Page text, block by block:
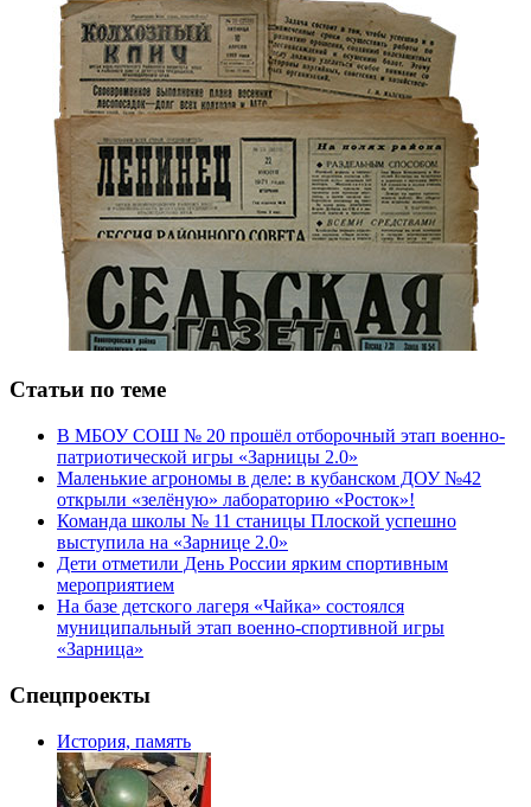
Статьи по теме
В МБОУ СОШ № 20 прошёл отборочный этап военно-
патриотической игры «Зарницы 2.0»
Маленькие агрономы в деле: в кубанском ДОУ №42
открыли «зелёную» лабораторию «Росток»!
Команда школы № 11 станицы Плоской успешно
выступила на «Зарнице 2.0»
Дети отметили День России ярким спортивным
мероприятием
На базе детского лагеря «Чайка» состоялся
муниципальный этап военно-спортивной игры
«Зарница»
Спецпроекты
История, память